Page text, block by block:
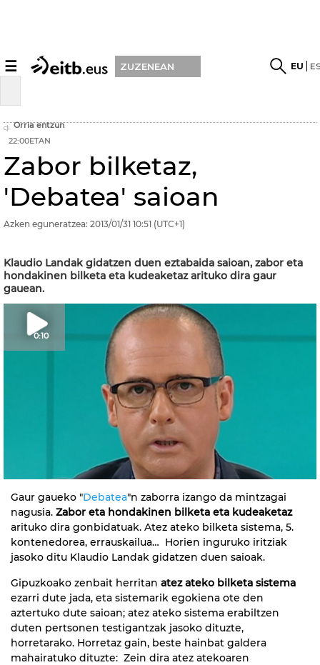
☰ ZUZENEAN EU
Orria entzun
22:00ETAN
Zabor bilketaz,
'Debatea' saioan
Azken eguneratzea: 2013/01/31 10:51 (UTC+1)
Klaudio Landak gidatzen duen eztabaida saioan, zabor eta
hondakinen bilketa eta kudeaketaz arituko dira gaur
gauean.
0:10
Gaur gaueko "Debatea"n zaborra izango da mintzagai
nagusia. Zabor eta hondakinen bilketa eta kudeaketaz
arituko dira gonbidatuak. Atez ateko bilketa sistema, 5.
kontenedorea, errauskailua… Horien inguruko iritziak
jasoko ditu Klaudio Landak gidatzen duen saioak.
Gipuzkoako zenbait herritan atez ateko bilketa sistema
ezarri dute jada, eta sistemarik egokiena ote den
aztertuko dute saioan; atez ateko sistema erabiltzen
duten pertsonen testigantzak jasoko dituzte,
horretarako. Horretaz gain, beste hainbat galdera
mahairatuko dituzte: Zein dira atez atekoaren